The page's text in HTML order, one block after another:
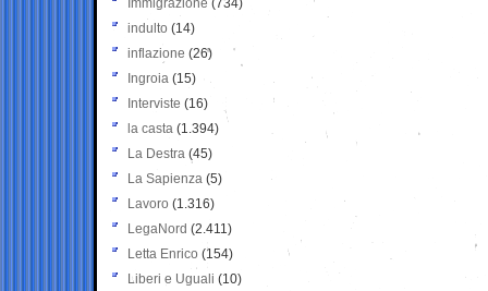
Immigrazione (734)
indulto (14)
inflazione (26)
Ingroia (15)
Interviste (16)
la casta (1.394)
La Destra (45)
La Sapienza (5)
Lavoro (1.316)
LegaNord (2.411)
Letta Enrico (154)
Liberi e Uguali (10)